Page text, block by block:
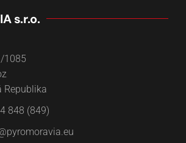
s.r.o.
1085
Republika
848 (849)